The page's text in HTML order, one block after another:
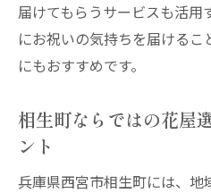
届けてもらうサービスも活用
にお祝いの気持ちを届ける
にもおすすめです。
相生町ならではの花屋
ント
兵庫県西宮市相生町には、